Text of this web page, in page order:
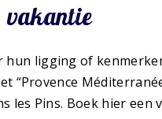
vakantie
ligging of
“Provence
les Pins. Boek hier een